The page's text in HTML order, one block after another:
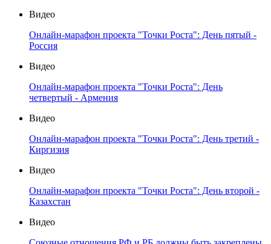
Видео
Онлайн-марафон проекта "Точки Роста": День пятый -
Россия
Видео
Онлайн-марафон проекта "Точки Роста": День
четвертый - Армения
Видео
Онлайн-марафон проекта "Точки Роста": День третий -
Киргизия
Видео
Онлайн-марафон проекта "Точки Роста": День второй -
Казахстан
Видео